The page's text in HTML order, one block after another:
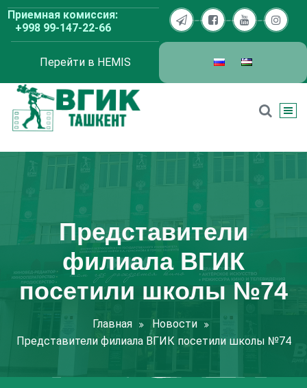
Перейти
содержимому
Приемная комиссия:
+998 99-147-22-66
Перейти в HEMIS
Представители
филиала ВГИК
посетили школы №74
Главная
Новости
Представители филиала ВГИК посетили школы №74